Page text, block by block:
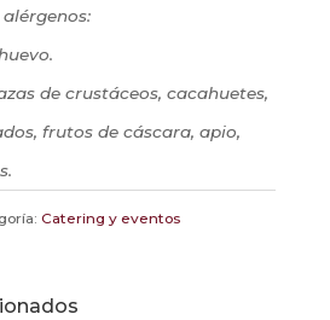
de crustáceos, cacahuetes,
frutos de cáscara, apio,
Catering y eventos